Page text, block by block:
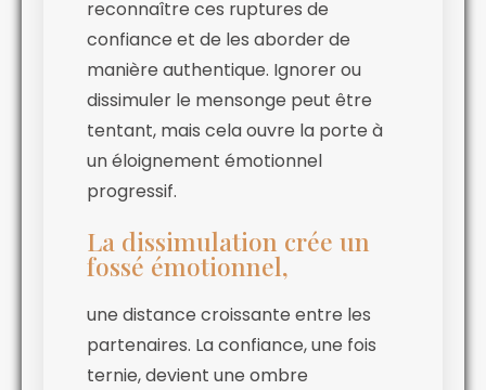
reconnaître ces ruptures de
confiance et de les aborder de
manière authentique. Ignorer ou
dissimuler le mensonge peut être
tentant, mais cela ouvre la porte à
un éloignement émotionnel
progressif.
La dissimulation crée un
fossé émotionnel,
une distance croissante entre les
partenaires. La confiance, une fois
ternie, devient une ombre